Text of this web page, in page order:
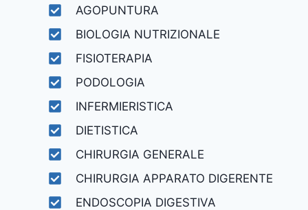
AGOPUNTURA
BIOLOGIA NUTRIZIONALE
FISIOTERAPIA
PODOLOGIA
INFERMIERISTICA
DIETISTICA
CHIRURGIA GENERALE
CHIRURGIA APPARATO DIGERENTE
ENDOSCOPIA DIGESTIVA